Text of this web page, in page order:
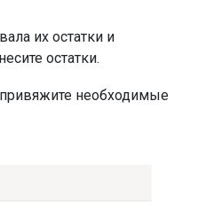
их остатки и
остатки.
необходимые